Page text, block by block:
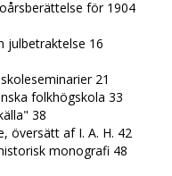
för 1904
julbetraktelse 16
21
folkhögskola 33
38
översätt af I. A. H. 42
monografi 48